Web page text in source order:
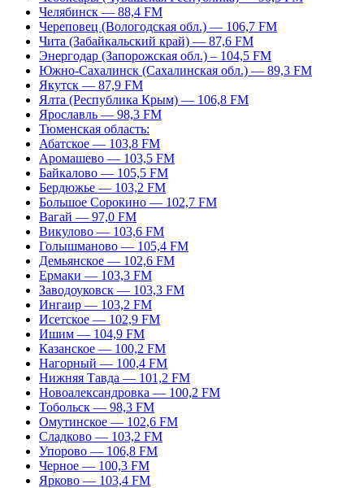
Челябинск — 88,4 FM
Череповец (Вологодская обл.) — 106,7 FM
Чита (Забайкальский край) — 87,6 FM
Энергодар (Запорожская обл.) – 104,5 FM
Южно-Сахалинск (Сахалинская обл.) — 89,3 FM
Якутск — 87,9 FM
Ялта (Республика Крым) — 106,8 FM
Ярославль — 98,3 FM
Тюменская область:
Абатское — 103,8 FM
Аромашево — 103,5 FM
Байкалово — 105,5 FM
Бердюжье — 103,2 FM
Большое Сорокино — 102,7 FM
Вагай — 97,0 FM
Викулово — 103,6 FM
Голышманово — 105,4 FM
Демьянское — 102,6 FM
Ермаки — 103,3 FM
Заводоуковск — 103,3 FM
Ингаир — 103,2 FM
Исетское — 102,9 FM
Ишим — 104,9 FM
Казанское — 100,2 FM
Нагорный — 100,4 FM
Нижняя Тавда — 101,2 FM
Новоалександровка — 100,2 FM
Тобольск — 98,3 FM
Омутинское — 102,6 FM
Сладково — 103,2 FM
Упорово — 106,8 FM
Черное — 100,3 FM
Ярково — 103,4 FM